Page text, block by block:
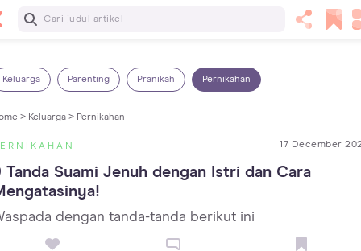
Baca Selanjutnya
Keluarga Parenting Pranikah Pernikahan
> Keluarga > Pernikahan
17 December
Tanda Suami Jenuh dengan Istri dan Cara
dengan tanda-tanda berikut ini